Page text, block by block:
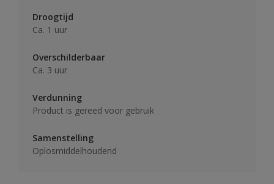
Droogtijd
Ca. 1 uur
Overschilderbaar
Ca. 3 uur
Verdunning
Product is gereed voor gebruik
Samenstelling
Oplosmiddelhoudend